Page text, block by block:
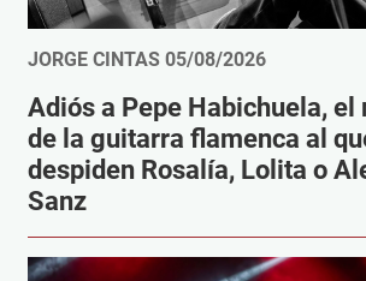
JORGE CINTAS 05/08/2026
Adiós a Pepe Habichuela, el
de la guitarra flamenca al
despiden Rosalía, Lolita o
Sanz